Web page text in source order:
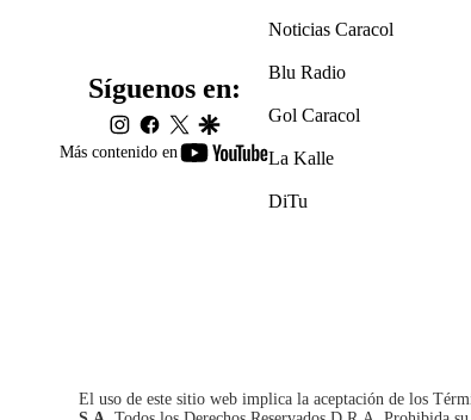
Más contenido en
youtube-
Síguenos en:
instagram
facebook
twittergoogle
Noticias Caracol
Blu Radio
Gol Caracol
La Kalle
DiTu
El uso de este sitio web implica la aceptación de los